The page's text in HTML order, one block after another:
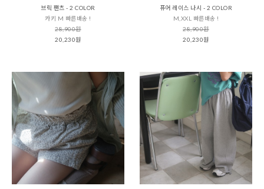
브릭 팬츠 - 2 COLOR
카키 M 빠른배송 !
28,900원
20,230원
퓨어 레이스 나시 - 2 COLOR
M,XXL 빠른배송 !
28,900원
20,230원